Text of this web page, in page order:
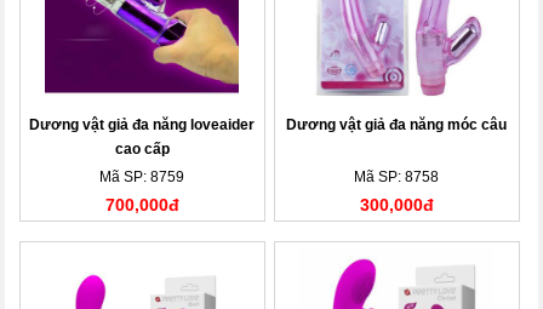
Dương vật giả đa năng loveaider
cao cấp
Mã SP: 8759
700,000đ
Dương vật giả đa năng móc câu
Mã SP: 8758
300,000đ